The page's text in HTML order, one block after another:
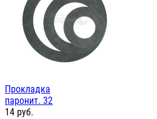
Прокладка
паронит. 32
14 руб.